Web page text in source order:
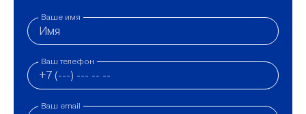
Ваше имя
Ваш телефон
Ваш email